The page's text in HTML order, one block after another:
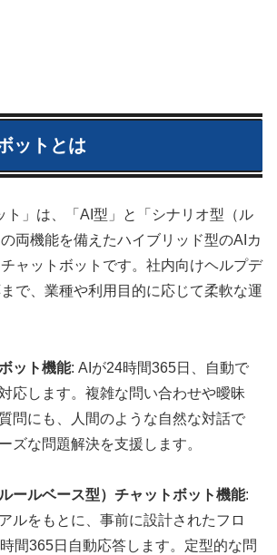
ットとは
ト」は、「AI型」と「シナリオ型（ル
両機能を備えたハイブリッド型のAIカ
ャットボットです。社内向けヘルプデ
で、業種や利用目的に応じて柔軟な運
ット機能: AIが24時間365日、自動で
応します。複雑な問い合わせや曖昧
問にも、人間のような自然な対話で
ズな問題解決を支援します。
ールベース型）チャットボット機能:
ルをもとに、事前に設計されたフロ
間365日自動応答します。定型的な問